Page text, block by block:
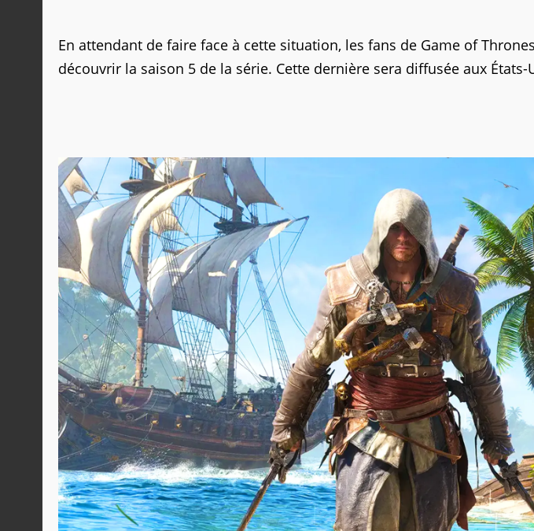
En attendant de faire face à cette situation, les fans de Game of
découvrir la saison 5 de la série. Cette dernière sera diffusée aux